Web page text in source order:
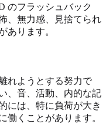
のフラッシュバック
、無力感、見捨てられ
あります。
れようとする努力で
、音、活動、内的な記
には、特に負荷が大き
働くことがあります。